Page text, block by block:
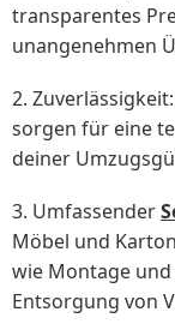
transparentes
unangenehmen
2.
sorgen für eine
deiner
3. Umfassender
Möbel und
wie Montage
Entsorgung von